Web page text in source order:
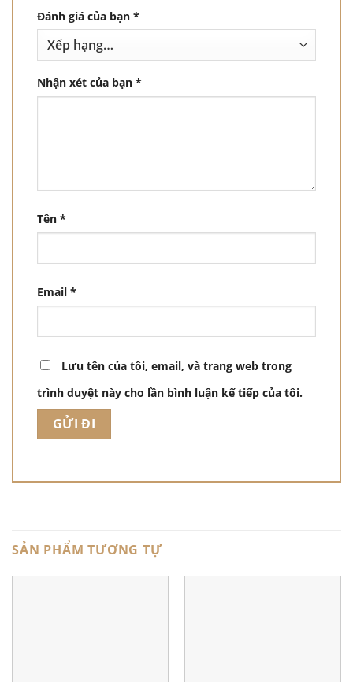
Đánh giá của bạn *
Nhận xét của bạn *
Tên *
Email *
Lưu tên của tôi, email, và trang web trong
trình duyệt này cho lần bình luận kế tiếp của tôi.
SẢN PHẨM TƯƠNG TỰ